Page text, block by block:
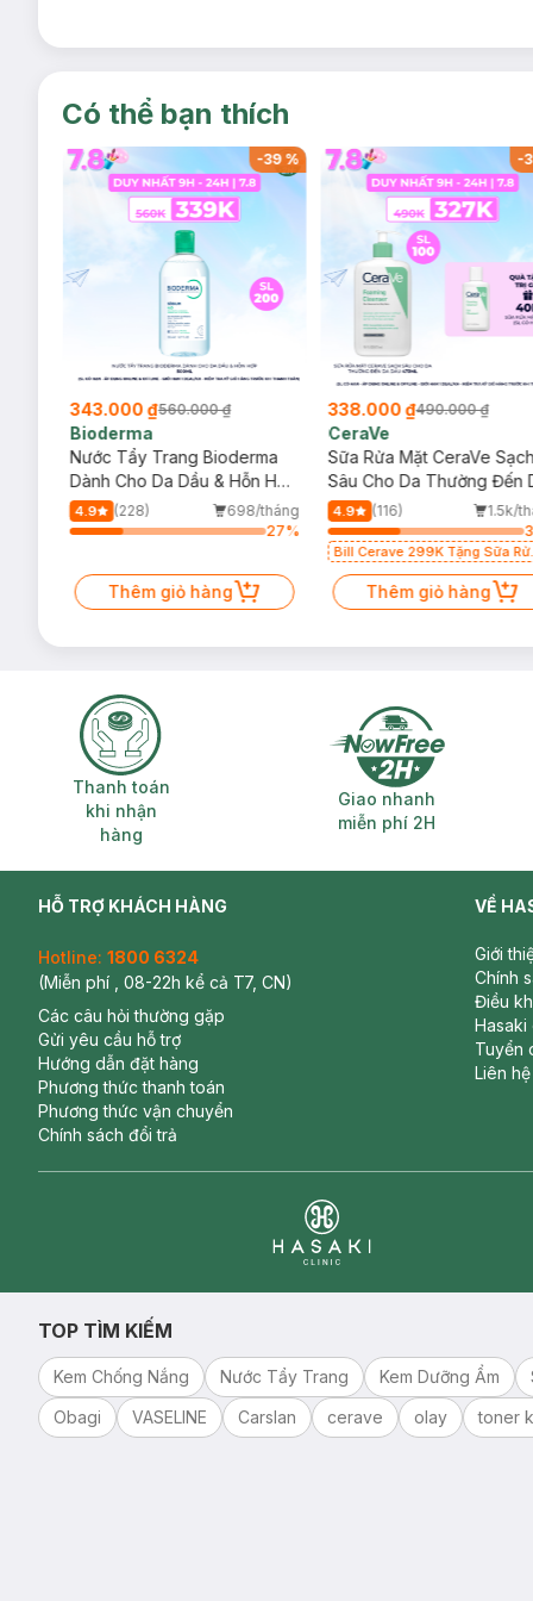
Có thể bạn thích
-39%
343.000 ₫560.000 ₫
Bioderma
Nước Tẩy Trang Bioderma
Dành Cho Da Dầu & Hỗn Hợp
500ml
4.9 (228)
698/tháng
27%
Thêm giỏ hàng
-
338.000 ₫490.000 ₫
CeraVe
Sữa Rửa Mặt CeraVe
Sâu Cho Da Thường Đến
Dầu 473ml
4.9 (116)
1.5k/
Bill Cerave 299K Tặng Sữa
Thêm giỏ hàng
Thanh toán khi nhận hàng
Thanh toán
khi nhận
hàng
Giao nhanh
Giao nhanh
miễn phí 2H
HỖ TRỢ KHÁCH HÀNG
Hotline: 1800 6324
(Miễn phí , 08-22h kể cả T7, CN)
Các câu hỏi thường gặp
Gửi yêu cầu hỗ trợ
Hướng dẫn đặt hàng
Phương thức thanh toán
Phương thức vận chuyển
Chính sách đổi trả
VỀ
Giới
Chính
Điều
Hasaki
Tuyển
Liên hệ
TOP TÌM KIẾM
Kem Chống Nắng Nước Tẩy Trang Kem Dưỡng Ẩm
Obagi
VASELINE Carslan cerave olay toner